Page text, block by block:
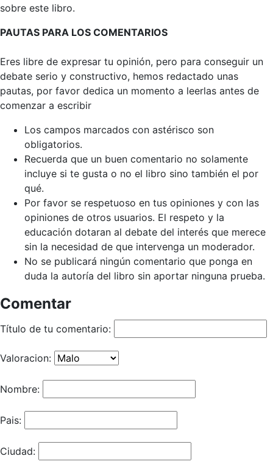
sobre este libro.
PAUTAS PARA LOS COMENTARIOS
Eres libre de expresar tu opinión, pero para conseguir un
debate serio y constructivo, hemos redactado unas
pautas, por favor dedica un momento a leerlas antes de
comenzar a escribir
Los campos marcados con astérisco son
obligatorios.
Recuerda que un buen comentario no solamente
incluye si te gusta o no el libro sino también el por
qué.
Por favor se respetuoso en tus opiniones y con las
opiniones de otros usuarios. El respeto y la
educación dotaran al debate del interés que merece
sin la necesidad de que intervenga un moderador.
No se publicará ningún comentario que ponga en
duda la autoría del libro sin aportar ninguna prueba.
Comentar
Título de tu comentario:
Valoracion:
Nombre:
Pais:
Ciudad: